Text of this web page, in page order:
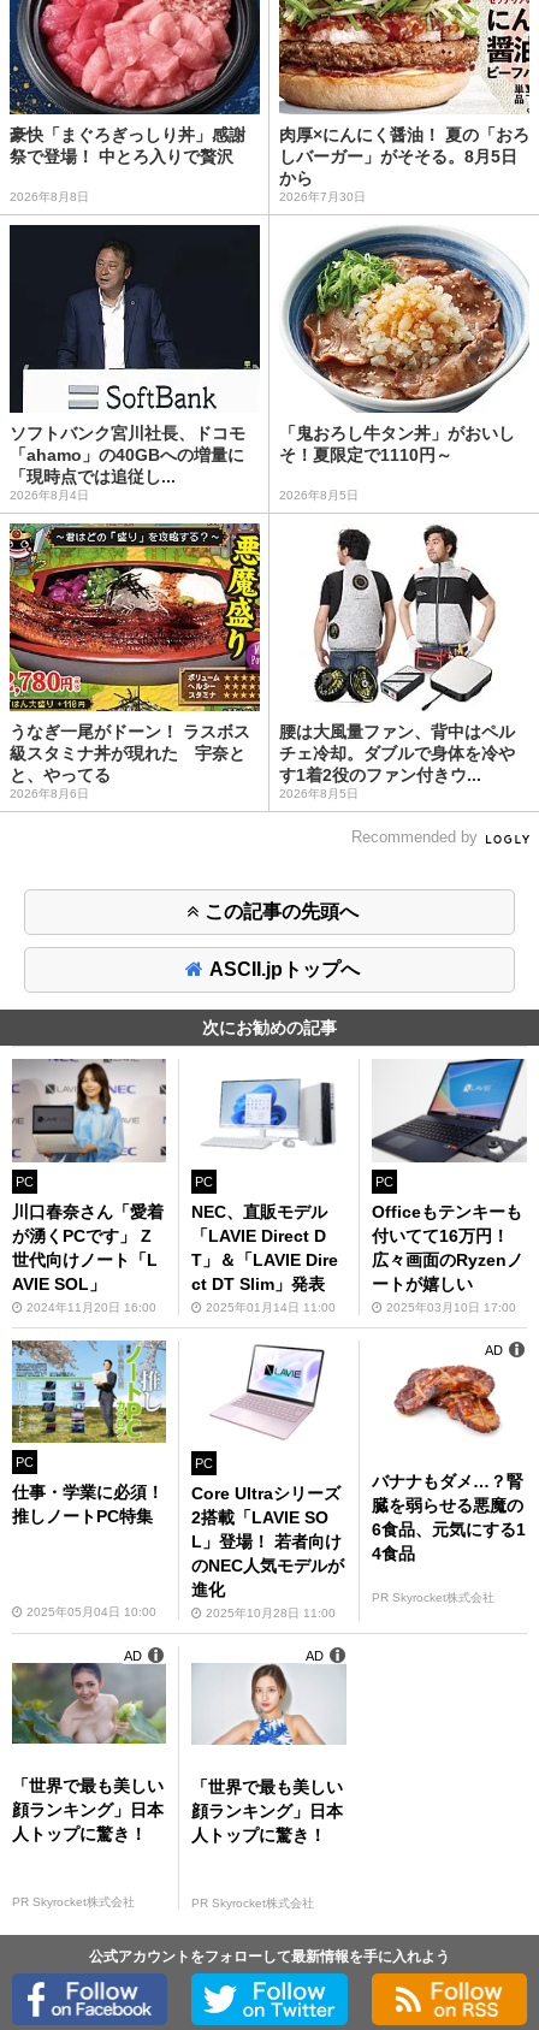
豪快「まぐろぎっしり丼」感謝
祭で登場！ 中とろ入りで贅沢
2026年8月8日
肉厚×にんにく醤油！ 夏の「おろ
しバーガー」がそそる。8月5日
から
2026年7月30日
ソフトバンク宮川社長、ドコモ
「ahamo」の40GBへの増量に
「現時点では追従し...
2026年8月4日
「鬼おろし牛タン丼」がおいし
そ！夏限定で1110円～
2026年8月5日
うなぎ一尾がドーン！ ラスボス
級スタミナ丼が現れた 宇奈と
と、やってる
2026年8月6日
腰は大風量ファン、背中はペル
チェ冷却。ダブルで身体を冷や
す1着2役のファン付きウ...
2026年8月5日
Recommended by
この記事の先頭へ
ASCII.jpトップへ
次にお勧めの記事
PC
川口春奈さん「愛着
が湧くPCです」 Z
世代向けノート「L
AVIE SOL」
2024年11月20日 16:00
PC
NEC、直販モデル
「LAVIE Direct D
T」＆「LAVIE Dire
ct DT Slim」発表
2025年01月14日 11:00
PC
Officeもテンキーも
付いてて16万円！
広々画面のRyzenノ
ートが嬉しい
2025年03月10日 17:00
PC
仕事・学業に必須！
推しノートPC特集
2025年05月04日 10:00
PC
Core Ultraシリーズ
2搭載「LAVIE SO
L」登場！ 若者向け
のNEC人気モデルが
進化
2025年10月28日 11:00
バナナもダメ…？腎
臓を弱らせる悪魔の
6食品、元気にする1
4食品
PR Skyrocket株式会社
AD
「世界で最も美しい
顔ランキング」日本
人トップに驚き！
PR Skyrocket株式会社
AD
「世界で最も美しい
顔ランキング」日本
人トップに驚き！
PR Skyrocket株式会社
AD
公式アカウントをフォローして最新情報を手に入れよう